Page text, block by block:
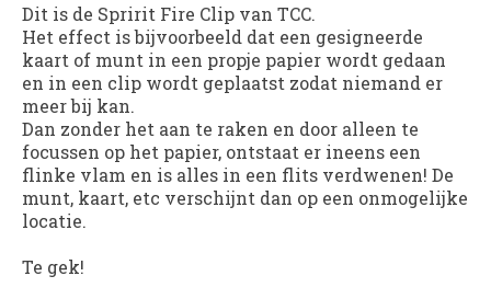
Dit is de Spririt Fire Clip van TCC.
Het effect is bijvoorbeeld dat een gesigneerde
kaart of munt in een propje papier wordt gedaan
en in een clip wordt geplaatst zodat niemand er
meer bij kan.
Dan zonder het aan te raken en door alleen te
focussen op het papier, ontstaat er ineens een
flinke vlam en is alles in een flits verdwenen! De
munt, kaart, etc verschijnt dan op een onmogelijke
locatie.
Te gek!